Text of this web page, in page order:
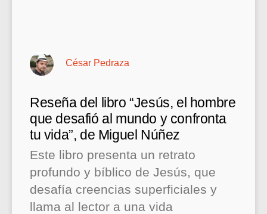
Reseña del libro “Jesús, el hombre
que desafió al mundo y confronta
tu vida”, de Miguel Núñez
Este libro presenta un retrato
profundo y bíblico de Jesús, que
desafía creencias superficiales y
llama al lector a una vida
César Pedraza